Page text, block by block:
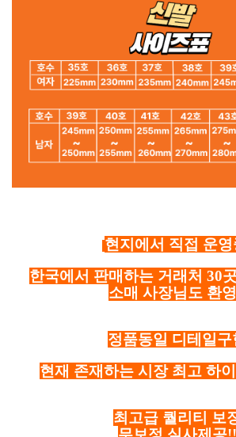
현지에서 직접 운영
한국에서 판매하는 거래처 30
소매 사장님도 환
정품동일 디테일구
현재 존재하는 시장 최고 하
최고급 퀄리티 보